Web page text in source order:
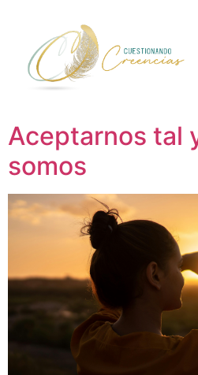
Aceptarnos tal
somos